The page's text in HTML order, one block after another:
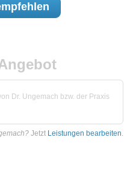
Dr. Ungemach bzw. der Praxis
Jetzt Leistungen bearbeiten.